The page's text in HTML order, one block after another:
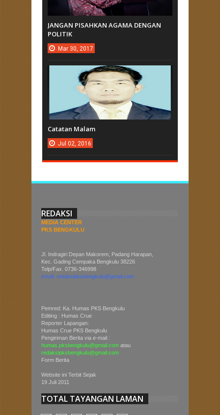
JANGAN PISAHKAN AGAMA DENGAN
POLITIK
Mar 30, 2017
Catatan Malam
Jul 02, 2016
REDAKSI
MEDIA CENTER
PKS BENGKULU
Jl. Indragiri Depan Makorem, Padang Harapan,
Kec. Gading Cempaka Bengkulu 38226
Telp/Fax. 0736-346998
email: redaksipksbengkulu@gmail.com
Pemred: Ka. Humas PKS Bengkulu
Editing : Humas Crue
Reporter Lapangan:
Humas Crue PKS Bengkulu
Pengiriman Berita via e-mail :
humas.pksbengkulu@gmail.com atau
redaksipksbengkulu@gmail.com
Form Berita
Website ini Terbit Sejak
19 Juli 2011
TOTAL TAYANGAN LAMAN